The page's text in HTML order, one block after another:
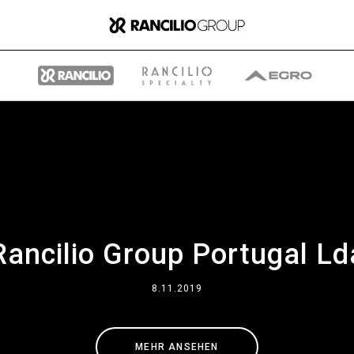
Group Portugal
8.11.2019
MEHR ANSEHEN
Wer wir sind
Was wir Tun